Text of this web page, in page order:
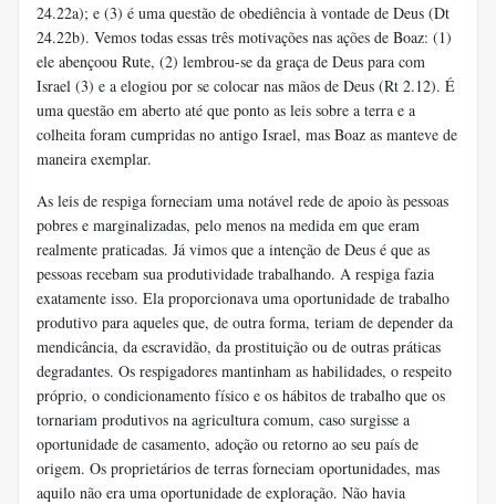
24.22a); e (3) é uma questão de obediência à vontade de Deus (Dt
24.22b). Vemos todas essas três motivações nas ações de Boaz: (1)
ele abençoou Rute, (2) lembrou-se da graça de Deus para com
Israel (3) e a elogiou por se colocar nas mãos de Deus (Rt 2.12). É
uma questão em aberto até que ponto as leis sobre a terra e a
colheita foram cumpridas no antigo Israel, mas Boaz as manteve de
maneira exemplar.
As leis de respiga forneciam uma notável rede de apoio às pessoas
pobres e marginalizadas, pelo menos na medida em que eram
realmente praticadas. Já vimos que a intenção de Deus é que as
pessoas recebam sua produtividade trabalhando. A respiga fazia
exatamente isso. Ela proporcionava uma oportunidade de trabalho
produtivo para aqueles que, de outra forma, teriam de depender da
mendicância, da escravidão, da prostituição ou de outras práticas
degradantes. Os respigadores mantinham as habilidades, o respeito
próprio, o condicionamento físico e os hábitos de trabalho que os
tornariam produtivos na agricultura comum, caso surgisse a
oportunidade de casamento, adoção ou retorno ao seu país de
origem. Os proprietários de terras forneciam oportunidades, mas
aquilo não era uma oportunidade de exploração. Não havia